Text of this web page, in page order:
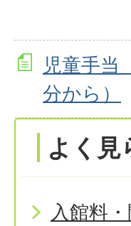
児童手当
分から）
よく見
入館料